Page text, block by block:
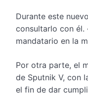
Durante este
consultarlo con él.
mandatario en la
Por otra parte, el
de Sputnik V, con
el fin de dar